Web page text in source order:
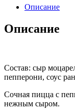
40
см
Описание
Описание
Состав: сыр
пепперони, соус
Сочная пицца с
нежным сыром.